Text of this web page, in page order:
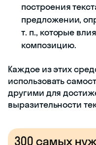
построения
предложении,
т. п., которые
композицию.
Каждое из этих
использовать
другими для
выразительности